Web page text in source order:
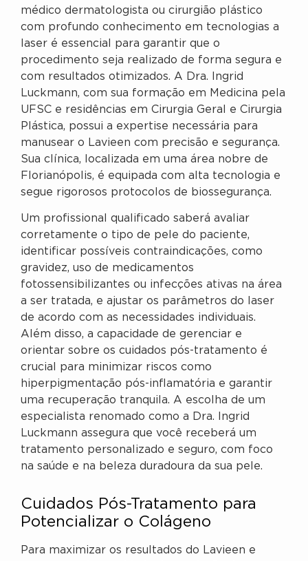
médico dermatologista ou cirurgião plástico
com profundo conhecimento em tecnologias a
laser é essencial para garantir que o
procedimento seja realizado de forma segura e
com resultados otimizados. A Dra. Ingrid
Luckmann, com sua formação em Medicina pela
UFSC e residências em Cirurgia Geral e Cirurgia
Plástica, possui a expertise necessária para
manusear o Lavieen com precisão e segurança.
Sua clínica, localizada em uma área nobre de
Florianópolis, é equipada com alta tecnologia e
segue rigorosos protocolos de biossegurança.
Um profissional qualificado saberá avaliar
corretamente o tipo de pele do paciente,
identificar possíveis contraindicações, como
gravidez, uso de medicamentos
fotossensibilizantes ou infecções ativas na área
a ser tratada, e ajustar os parâmetros do laser
de acordo com as necessidades individuais.
Além disso, a capacidade de gerenciar e
orientar sobre os cuidados pós-tratamento é
crucial para minimizar riscos como
hiperpigmentação pós-inflamatória e garantir
uma recuperação tranquila. A escolha de um
especialista renomado como a Dra. Ingrid
Luckmann assegura que você receberá um
tratamento personalizado e seguro, com foco
na saúde e na beleza duradoura da sua pele.
Cuidados Pós-Tratamento para
Potencializar o Colágeno
Para maximizar os resultados do Lavieen e